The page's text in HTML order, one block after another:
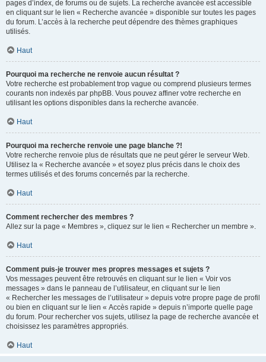
pages d’index, de forums ou de sujets. La recherche avancée est accessible
en cliquant sur le lien « Recherche avancée » disponible sur toutes les pages
du forum. L’accès à la recherche peut dépendre des thèmes graphiques
utilisés.
Haut
Pourquoi ma recherche ne renvoie aucun résultat ?
Votre recherche est probablement trop vague ou comprend plusieurs termes
courants non indexés par phpBB. Vous pouvez affiner votre recherche en
utilisant les options disponibles dans la recherche avancée.
Haut
Pourquoi ma recherche renvoie une page blanche ?!
Votre recherche renvoie plus de résultats que ne peut gérer le serveur Web.
Utilisez la « Recherche avancée » et soyez plus précis dans le choix des
termes utilisés et des forums concernés par la recherche.
Haut
Comment rechercher des membres ?
Allez sur la page « Membres », cliquez sur le lien « Rechercher un membre ».
Haut
Comment puis-je trouver mes propres messages et sujets ?
Vos messages peuvent être retrouvés en cliquant sur le lien « Voir vos
messages » dans le panneau de l’utilisateur, en cliquant sur le lien
« Rechercher les messages de l’utilisateur » depuis votre propre page de profil
ou bien en cliquant sur le lien « Accès rapide » depuis n’importe quelle page
du forum. Pour rechercher vos sujets, utilisez la page de recherche avancée et
choisissez les paramètres appropriés.
Haut